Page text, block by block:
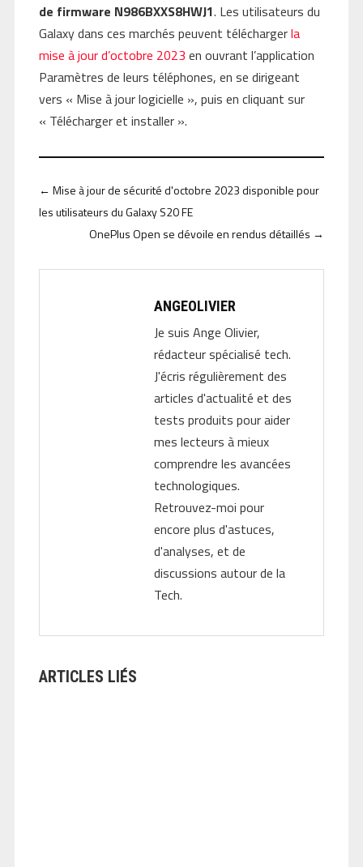
de firmware N986BXXS8HWJ1. Les utilisateurs du
Galaxy dans ces marchés peuvent téléchargerla
mise à jour d’octobre 2023 en ouvrant l’application
Paramètres de leurs téléphones, en se dirigeant
vers « Mise à jour logicielle », puis en cliquant sur
« Télécharger et installer ».
← Mise à jour de sécurité d'octobre 2023 disponible pour
les utilisateurs du Galaxy S20 FE
OnePlus Open se dévoile en rendus détaillés →
ANGEOLIVIER
Je suis Ange Olivier,
rédacteur spécialisé tech.
J'écris régulièrement des
articles d'actualité et des
tests produits pour aider
mes lecteurs à mieux
comprendre les avancées
technologiques.
Retrouvez-moi pour
encore plus d'astuces,
d'analyses, et de
discussions autour de la
Tech.
ARTICLES LIÉS